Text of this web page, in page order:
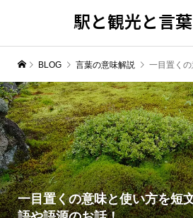
駅と観光と言
BLOG 言葉の意味解説 一目置くの意味と使
一目置くの意味と使い方を短